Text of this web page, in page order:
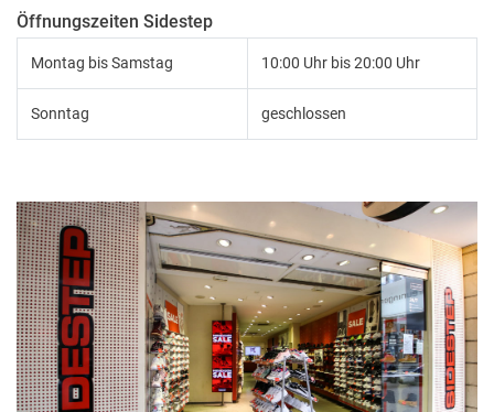
Öffnungszeiten Sidestep
Montag bis Samstag 10:00 Uhr bis 20:00 Uhr
Sonntag geschlossen